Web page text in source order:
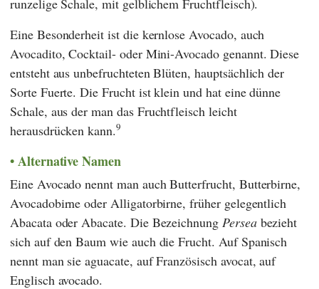
Eine Besonderheit ist die kernlose Avocado, auch
Avocadito, Cocktail- oder Mini-Avocado genannt. Diese
entsteht aus unbefruchteten Blüten, hauptsächlich der
Sorte Fuerte. Die Frucht ist klein und hat eine dünne
Schale, aus der man das Fruchtfleisch leicht
herausdrücken kann.9
Alternative Namen
Eine Avocado nennt man auch Butterfrucht, Butterbirne,
Avocadobirne oder Alligatorbirne, früher gelegentlich
Abacata oder Abacate. Die Bezeichnung Perseabezieht
sich auf den Baum wie auch die Frucht. Auf Spanisch
nennt man sie aguacate, auf Französisch avocat, auf
Englisch avocado.